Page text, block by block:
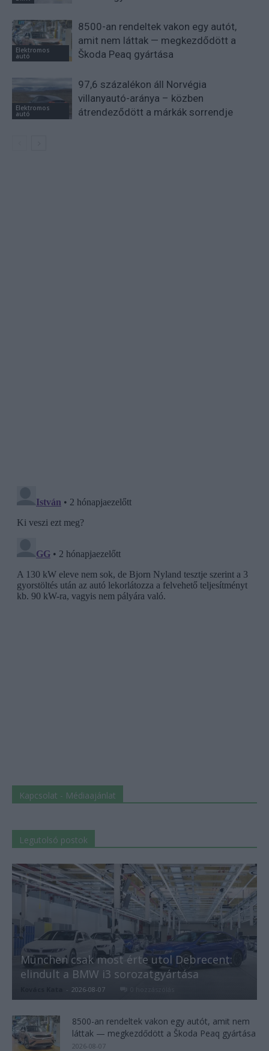
Elektromos
autó
8500-an rendeltek vakon egy autót,
amit nem láttak — megkezdődött a
Škoda Peaq gyártása
Elektromos
autó
97,6 százalékon áll Norvégia
villanyautó-aránya – közben
átrendeződött a márkák sorrendje
Kapcsolat - Médiaajánlat
Legutolsó postok
München csak most érte utol Debrecent:
elindult a BMW i3 sorozatgyártása
- 2026-08-07
8500-an rendeltek vakon egy autót, amit nem
láttak — megkezdődött a Škoda Peaq gyártása
2026-08-07